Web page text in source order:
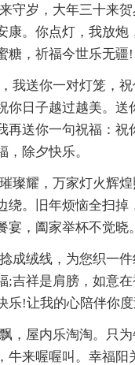
守岁，大年三十来
康。你点灯，我放炮
糖，祈福今世乐无疆!
我送你一对灯笼，祝
你日子越过越美。送
再送你一句祝福：祝
，除夕快乐。
璨耀，万家灯火辉
绕。旧年烦恼全扫掉
宴，阖家举杯不觉晓
成绒线，为您织一
;吉祥是肩膀，如意
乐!让我的心陪伴你
，屋内乐淘淘。只
牛来喔喔叫。幸福阳